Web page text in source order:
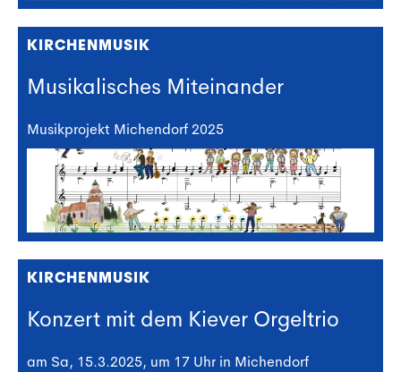
KIRCHENMUSIK
Musikalisches Miteinander
Musikprojekt Michendorf 2025
KIRCHENMUSIK
Konzert mit dem Kiever Orgeltrio
am Sa, 15.3.2025, um 17 Uhr in Michendorf